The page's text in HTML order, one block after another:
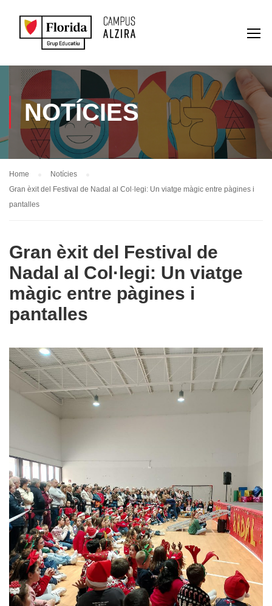
NOTÍCIES
Home
Notícies
Gran èxit del Festival de Nadal al Col·legi: Un viatge màgic entre pàgines i
pantalles
Gran èxit del Festival de
Nadal al Col·legi: Un viatge
màgic entre pàgines i
pantalles